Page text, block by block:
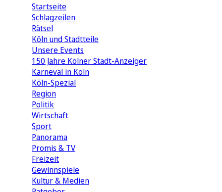
Startseite
Schlagzeilen
Rätsel
Köln und Stadtteile
Unsere Events
150 Jahre Kölner Stadt-Anzeiger
Karneval in Köln
Köln-Spezial
Region
Politik
Wirtschaft
Sport
Panorama
Promis & TV
Freizeit
Gewinnspiele
Kultur & Medien